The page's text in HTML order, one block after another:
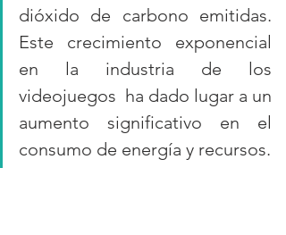
dióxido de carbono emitidas.
Este crecimiento exponencial
en la industria de los
videojuegos  ha dado lugar a un
aumento significativo en el
consumo de energía y recursos.